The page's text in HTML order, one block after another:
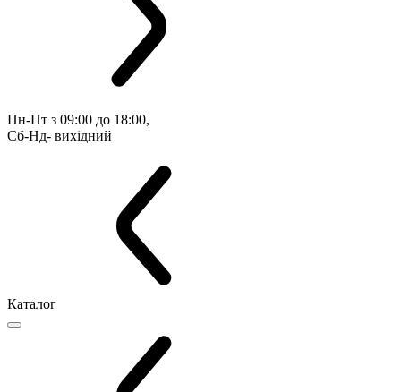
Пн-Пт з 09:00 до 18:00,
Сб-Нд- вихідний
Каталог